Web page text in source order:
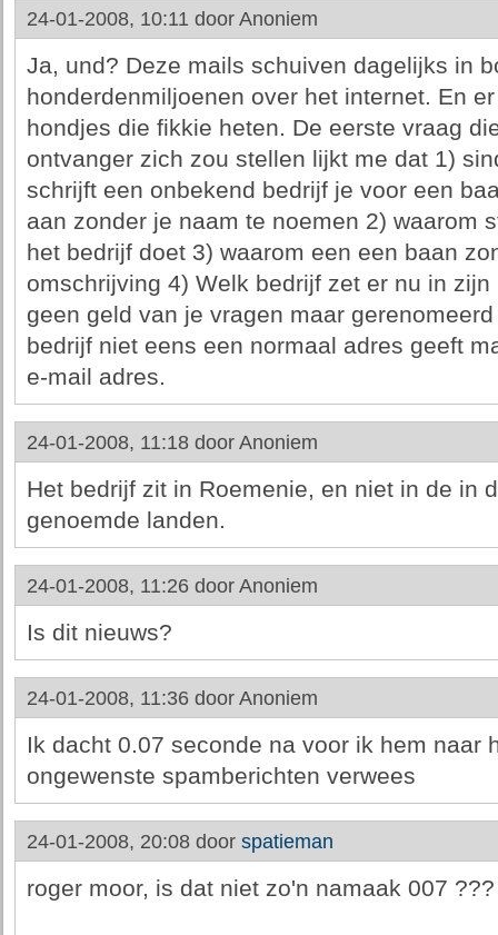
24-01-2008, 10:11 door Anoniem
Ja, und? Deze mails schuiven dagelijks in
honderdenmiljoenen over het internet. En
hondjes die fikkie heten. De eerste vraag
ontvanger zich zou stellen lijkt me dat 1)
schrijft een onbekend bedrijf je voor een
aan zonder je naam te noemen 2) waarom
het bedrijf doet 3) waarom een een baan
omschrijving 4) Welk bedrijf zet er nu in zijn
geen geld van je vragen maar
bedrijf niet eens een normaal adres geeft
e-mail adres.
24-01-2008, 11:18 door Anoniem
Het bedrijf zit in Roemenie, en niet in de in
genoemde landen.
24-01-2008, 11:26 door Anoniem
Is dit nieuws?
24-01-2008, 11:36 door Anoniem
Ik dacht 0.07 seconde na voor ik hem naar
ongewenste spamberichten verwees
24-01-2008, 20:08 door spatieman
roger moor, is dat niet zo'n namaak 007 ???